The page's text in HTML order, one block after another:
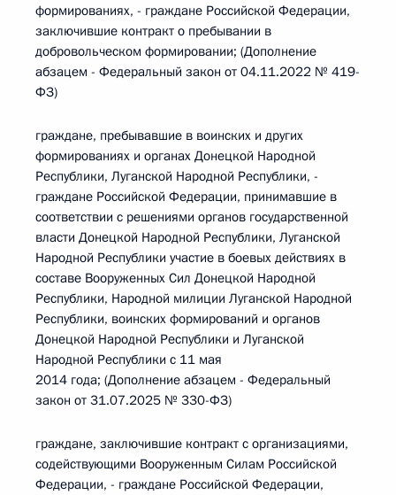
формированиях, - граждане Российской Федерации,
заключившие контракт о пребывании в
добровольческом формировании; (Дополнение
абзацем - Федеральный закон от 04.11.2022 № 419-
ФЗ)
граждане, пребывавшие в воинских и других
формированиях и органах Донецкой Народной
Республики, Луганской Народной Республики, -
граждане Российской Федерации, принимавшие в
соответствии с решениями органов государственной
власти Донецкой Народной Республики, Луганской
Народной Республики участие в боевых действиях в
составе Вооруженных Сил Донецкой Народной
Республики, Народной милиции Луганской Народной
Республики, воинских формирований и органов
Донецкой Народной Республики и Луганской
Народной Республики с 11 мая
2014 года; (Дополнение абзацем - Федеральный
закон от 31.07.2025 № 330-ФЗ)
граждане, заключившие контракт с организациями,
содействующими Вооруженным Силам Российской
Федерации, - граждане Российской Федерации,